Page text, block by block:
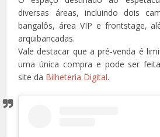
diversas áreas, incluindo dois
bangalôs, área VIP e frontstage,
arquibancadas.
Vale destacar que a pré-venda é
uma única compra e pode ser
site da Bilheteria Digital.